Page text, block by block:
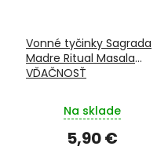
Vonné tyčinky Sagrada
Madre Ritual Masala
VĎAČNOSŤ
Na sklade
5,90 €